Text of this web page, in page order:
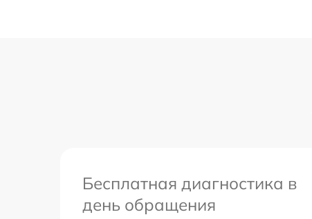
Бесплатная диагностика в
день обращения